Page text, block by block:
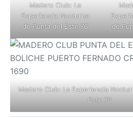
Madero Club: La
Experiencia Nocturna
de Punta del Este 76
de
Madero Club: La Experiencia
Este 78